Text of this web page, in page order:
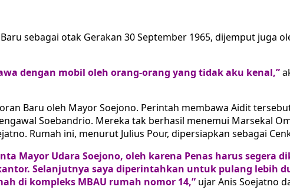
sebagai otak Gerakan 30 September 1965, dijemput juga
dengan mobil oleh orang-orang yang tidak aku kenal,”
Baru oleh Mayor Soejono. Perintah membawa Aidit
Soebandrio. Mereka tak berhasil menemui Marsekal
Rumah ini, menurut Julius Pour, dipersiapkan sebagai
Mayor Udara Soejono, oleh karena Penas harus segera
Selanjutnya saya diperintahkan untuk pulang lebih
di kompleks MBAU rumah nomor 14,” ujar Anis Soejatno